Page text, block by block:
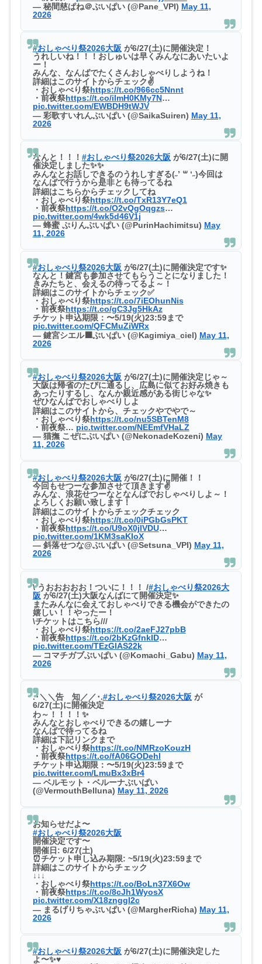
— 秘間慈ぱね＠ぶいぱい (@Pane_VPI) May 11,
2026
#おしゃべり祭2026大阪 が6/27(土)に開催決定！
うれしいね！！！おしゅいは早くみんなにあいたいよ
ー！
みんな、なんばでたくさんおしゃべりしようね！
詳細はこのサイトからチェック✌
・おしゃべり祭https://t.co/966cc5Nnnt
・前夜祭https://t.co/ilmH0KMy7N…
pic.twitter.com/EWBDH9tWJV
— 彩歌すいれんぶいぱい (@SaikaSuiren) May 11,
2026
なんと！！！ #おしゃべり祭2026大阪 が6/27(土)に開
催決定しました✨✨
みんなとお話しできるのうれしすぎる(˶’ ꒳ ‘˶)今回は
なんばで行うから是非とも待ってるね
詳細はこちらからチェックしてね
・おしゃべり祭https://t.co/TxR13Y7eQ1
・前夜祭https://t.co/O2vQgOqgzs…
pic.twitter.com/4wk5d46V1j
— 蜂蜜 ぷりんぶいぱい (@PurinHachimitsu) May
11, 2026
#おしゃべり祭2026大阪 が6/27(土)に開催決定です✨
なんと！鍵宮も参加させてもらうことになりました！
きみたちと、会えるの待ってるよ～！
詳細はこのサイトからチェック✅
・おしゃべり祭https://t.co/7iEOhunNis
・前夜祭https://t.co/gC3Jg5HkAz
チケット申込期限：〜5/19(火)23:59まで
pic.twitter.com/QFCMuZiWRx
— 鍵宮シエル‍⬛ぶいぱい (@Kagimiya_ciel) May 11,
2026
#おしゃべり祭2026大阪 が6/27(土)に開催決定じゃ～
大阪は帰省のたびに通るし、広島に似てお好み焼きも
あったりするし、なんか親近感がある街じゃな✨
ぜひなんばでおしゃべりしよ
詳細はこのサイトから、チェックやでやで～
・おしゃべり祭https://t.co/nu5SBTenM8
・前夜祭… pic.twitter.com/NEEmfVHaLZ
— 猫撫 こぜにぶいぱい (@NekonadeKozeni) May
11, 2026
#おしゃべり祭2026大阪 が6/27(土)に開催！！
今回もせつーな参加させて頂きます✌️
みんな、浪花せつーなとなんばでおしゃべりしよ～！
よろしくお願い致します！
詳細はこのサイトからチェックチェック
・おしゃべり祭https://t.co/0iPGbGsPKT
・前夜祭https://t.co/U9oX0jlVDU…
pic.twitter.com/1KM3saKIoX
— 斜落せつな@ぶいぱい (@Setsuna_VPI) May 11,
2026
\ うおおおおお！ついに！！！ /#おしゃべり祭2026大
阪が6/27(土)大阪なんばにて開催決定✨
またみんなに会えておしゃべりできる機会ができたの
嬉しい！！やったー！
\チケットはこちら///
・おしゃべり祭https://t.co/2aeFJ27pbB
・前夜祭https://t.co/2bKzGfnkID…
pic.twitter.com/TEzGlAS22k
— コマチガブぶいぱい (@Komachi_Gabu) May 11,
2026
.･＼＼ㅤ告 知ㅤ／／･.#おしゃべり祭2026大阪 が
6/27(土)に開催決定
わ～！！！！✨
みんなとおしゃべりできるの嬉しーナ
なんばで待ってるね
詳細は下記リンクまで
・おしゃべり祭https://t.co/NMRzoKouzH
・前夜祭https://t.co/fA06GODehl
チケット申込期限：〜5/19(火)23:59まで
pic.twitter.com/LmuBx3xBr4
— ベルモット・ベルーナぶいぱい
(@VermouthBelluna) May 11, 2026
お知らせだよ〜️
#おしゃべり祭2026大阪
開催決定です〜
️開催日: 6/27(土)
⏰チケット申し込み期限: ~5/19(火)23:59まで
詳細はこのサイトからチェック
↓↓↓
・おしゃべり祭https://t.co/BoLn37X6Ow
・前夜祭https://t.co/8cJh1WyosX
pic.twitter.com/X18znggI2c
— まるげりちゃぶいぱい (@MargherRicha) May 11,
2026
#おしゃべり祭2026大阪 が6/27(土)に開催決定した
よ〜✨♥️